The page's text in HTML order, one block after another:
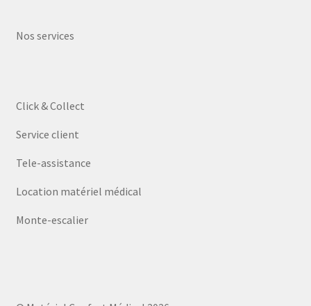
Nos services
Click & Collect
Service client
Tele-assistance
Location matériel médical
Monte-escalier